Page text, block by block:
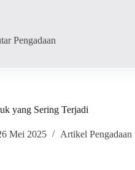
Pengadaan
yang Sering Terjadi
Mei 2025 Artikel Pengadaan